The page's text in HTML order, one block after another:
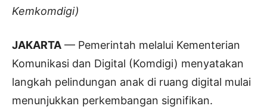
Kemkomdigi)
JAKARTA — Pemerintah melalui Kementerian
Komunikasi dan Digital (Komdigi) menyatakan
langkah pelindungan anak di ruang digital mulai
menunjukkan perkembangan signifikan.